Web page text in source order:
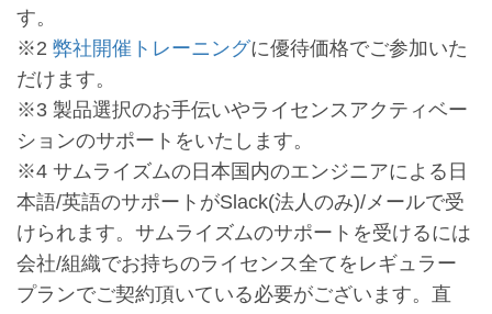
す。
※2 弊社開催トレーニングに優待価格でご参加いた
だけます。
※3 製品選択のお手伝いやライセンスアクティベー
ションのサポートをいたします。
※4 サムライズムの日本国内のエンジニアによる日
本語/英語のサポートがSlack(法人のみ)/メールで受
けられます。サムライズムのサポートを受けるには
会社/組織でお持ちのライセンス全てをレギュラー
プランでご契約頂いている必要がございます。直